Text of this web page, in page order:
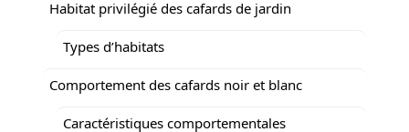
Habitat privilégié des cafards de jardin
Types d’habitats
Comportement des cafards noir et blanc
Caractéristiques comportementales